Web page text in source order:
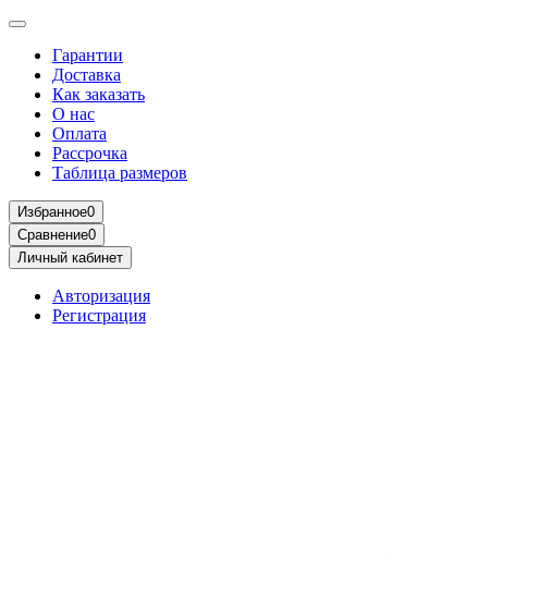
Гарантии
Доставка
Как заказать
О нас
Оплата
Рассрочка
Таблица размеров
Избранное0
Сравнение0
Личный кабинет
Авторизация
Регистрация